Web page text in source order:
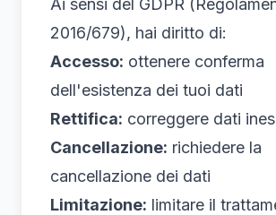
Ai sensi del GDPR
2016/679), hai diritto di:
Accesso: ottenere conferma
dell'esistenza dei tuoi dati
Rettifica: correggere dati
Cancellazione: richiedere la
cancellazione dei dati
Limitazione: limitare il